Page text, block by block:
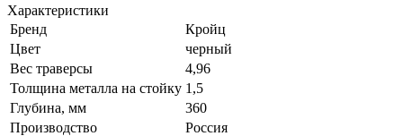
Характеристики
Бренд
Кройц
Цвет
черный
Вес траверсы
4,96
Толщина металла на стойку 1,5
Глубина, мм
360
Производство
Россия